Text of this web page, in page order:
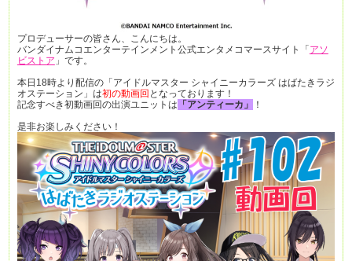
プロデューサーの皆さん、こんにちは。
バンダイナムコエンターテインメント公式エンタメコマースサイト「 アソ
ビストア 」です。
本日18時より配信の「アイドルマスター シャイニーカラーズ はばたきラジ
オステーション」は初の動画回 となっております！
記念すべき初動画回の出演ユニットは 「アンティーカ」
！
是非お楽しみください！